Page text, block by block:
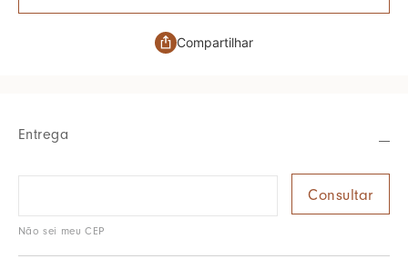
Compartilhar
Entrega
Não sei meu CEP